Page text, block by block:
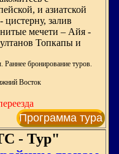
и азиатской
цистерну, залив
мечети – Айя -
Топкапы и
Раннее бронирование туров.
Восток
Программа тура
- Тур"